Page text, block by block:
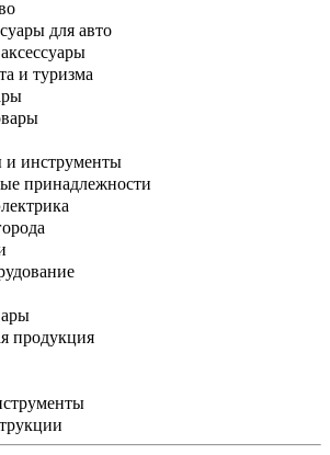
для авто
и туризма
и инструменты
принадлежности
продукция